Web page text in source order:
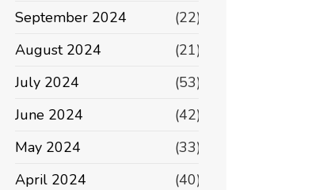
September 2024
(22)
August 2024
(21)
July 2024
(53)
June 2024
(42)
May 2024
(33)
April 2024
(40)